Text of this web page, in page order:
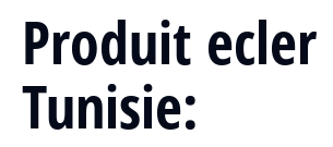
Produit ecler
Tunisie: